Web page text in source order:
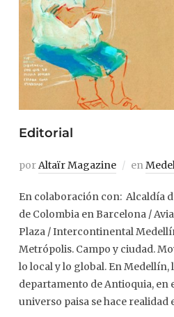
Editorial
porAltaïr Magazine en
En colaboración con: Alcaldía
de Colombia en Barcelona /
Plaza / Intercontinental
Metrópolis. Campo y ciudad.
lo local y lo global. En Medellín,
departamento de Antioquia, en
universo paisa se hace realidad